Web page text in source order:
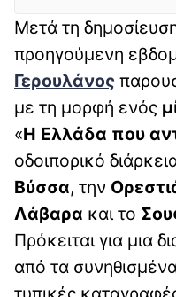
Μετά τη
προηγούμενη
Γερουλάνος
με τη μορφή ενός
«Η Ελλάδα που
οδοιπορικό
Βύσσα, την
Λάβαρα και το
Πρόκειται για μια
από τα συνηθισμένα